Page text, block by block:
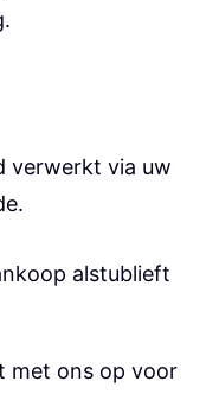
verwerkt via uw
alstublieft
met ons op voor